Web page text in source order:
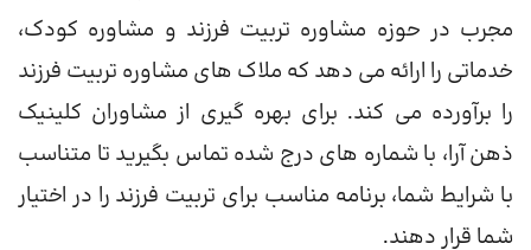
مجرب در حوزه مشاوره تربیت فرزند و مشاوره کودک،
خدماتی را ارائه می دهد که ملاک های مشاوره تربیت فرزند
را برآورده می کند. برای بهره گیری از مشاوران کلینیک
ذهن آرا، با شماره های درج شده تماس بگیرید تا متناسب
با شرایط شما، برنامه مناسب برای تربیت فرزند را در اختیار
شما قرار دهند.